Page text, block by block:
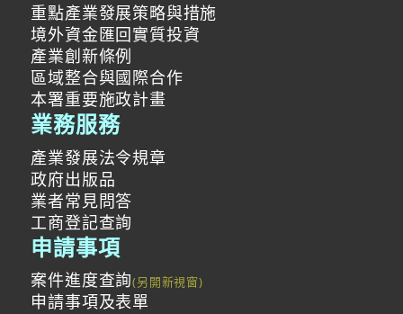
重點產業發展策略與措施
境外資金匯回實質投資
產業創新條例
區域整合與國際合作
本署重要施政計畫
業務服務
產業發展法令規章
政府出版品
業者常見問答
工商登記查詢
申請事項
案件進度查詢
申請事項及表單